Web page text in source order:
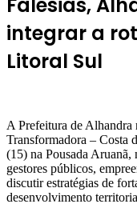
integrar a
Litoral Sul
A Prefeitura de Alhandra
Transformadora – Costa
(15) na Pousada
gestores públicos,
discutir estratégias de
desenvolvimento